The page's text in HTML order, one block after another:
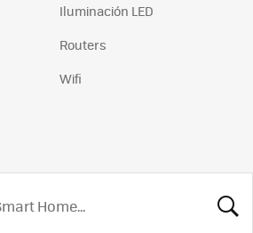
Iluminación LED
Routers
Wifi